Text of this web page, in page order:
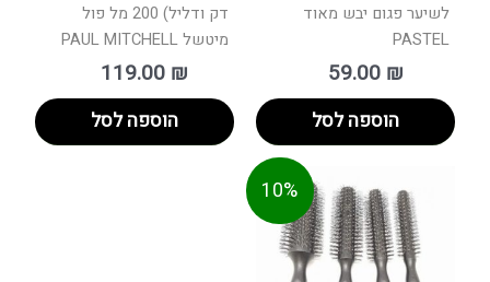
לשיער פגום יבש מאוד
PASTEL
59.00 ₪
הוספה לסל
דק ודליל) 200 מל פול
מיטשל PAUL MITCHELL
119.00 ₪
הוספה לסל
10% למוצר
זה